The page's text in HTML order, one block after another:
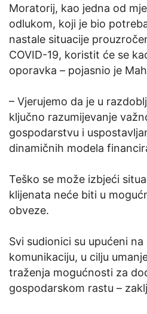
Moratorij, kao jedna od
odlukom, koji je bio
nastale situacije
COVID-19, koristit će se
oporavka – pojasnio je
– Vjerujemo da je u
ključno razumijevanje
gospodarstvu i
dinamičnih modela
Teško se može izbjeći
klijenata neće biti u
obveze.
Svi sudionici su upućeni
komunikaciju, u cilju
traženja mogućnosti za
gospodarskom rastu –